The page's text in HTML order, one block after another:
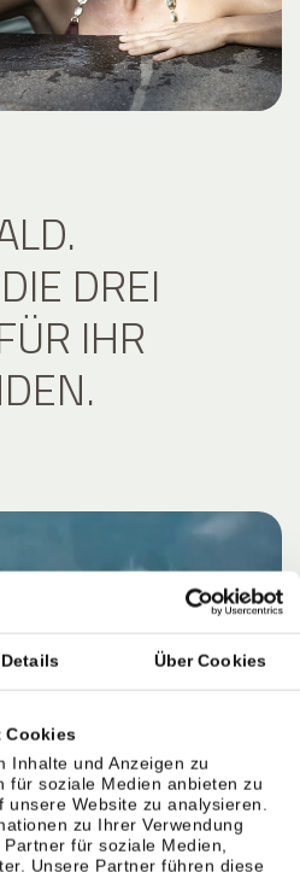
Details Über Cookies
Cookies
Inhalte und Anzeigen zu
für soziale Medien anbieten zu
unsere Website zu analysieren.
zu Ihrer Verwendung
für soziale Medien,
Unsere Partner führen diese
DREI
IHR